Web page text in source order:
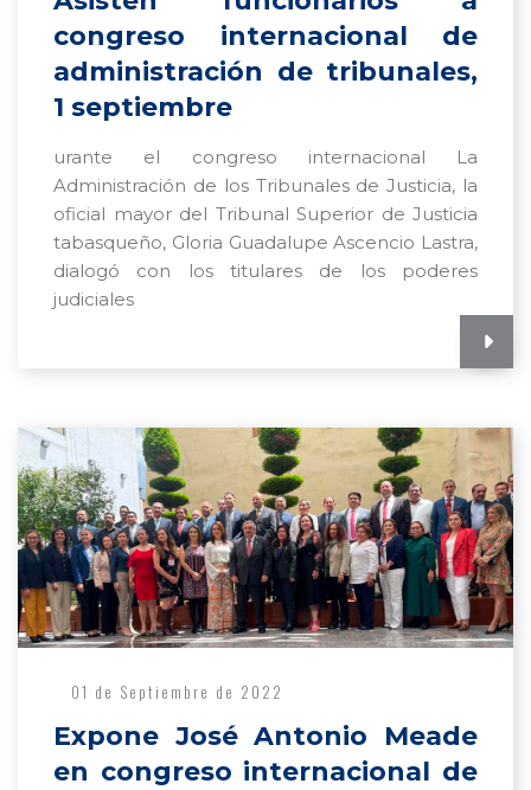
congreso internacional de
administración de tribunales,
1 septiembre
urante el congreso internacional La
Administración de los Tribunales de Justicia, la
oficial mayor del Tribunal Superior de Justicia
tabasqueño, Gloria Guadalupe Ascencio Lastra,
dialogó con los titulares de los poderes
judiciales
01 de Septiembre de 2022
Expone José Antonio Meade
en congreso internacional de